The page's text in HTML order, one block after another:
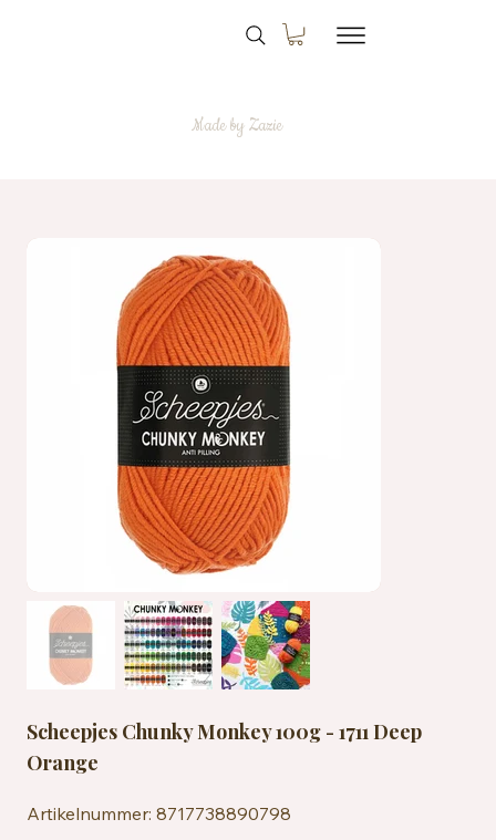
Made by Zazie
Scheepjes Chunky Monkey 100g - 1711 Deep
Orange
Artikelnummer: 8717738890798
8717738890798